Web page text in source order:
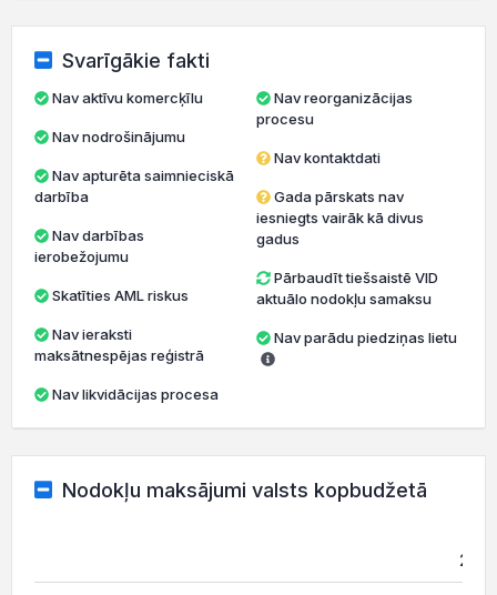
Svarīgākie fakti
Nav aktīvu komercķīlu
Nav nodrošinājumu
darbība
ierobežojumu
Skatīties AML riskus
maksātnespējas reģistrā
Nav likvidācijas procesa
Nav reorganizācijas
procesu
Nav kontaktdati
Gada pārskats nav
iesniegts vairāk kā divus
gadus
Pārbaudīt tiešsaistē VID
aktuālo nodokļu samaksu
Nav parādu piedziņas lietu
Nodokļu maksājumi valsts kopbudžetā
2021